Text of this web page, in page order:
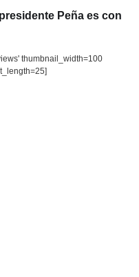
Peña es con
thumbnail_width=100